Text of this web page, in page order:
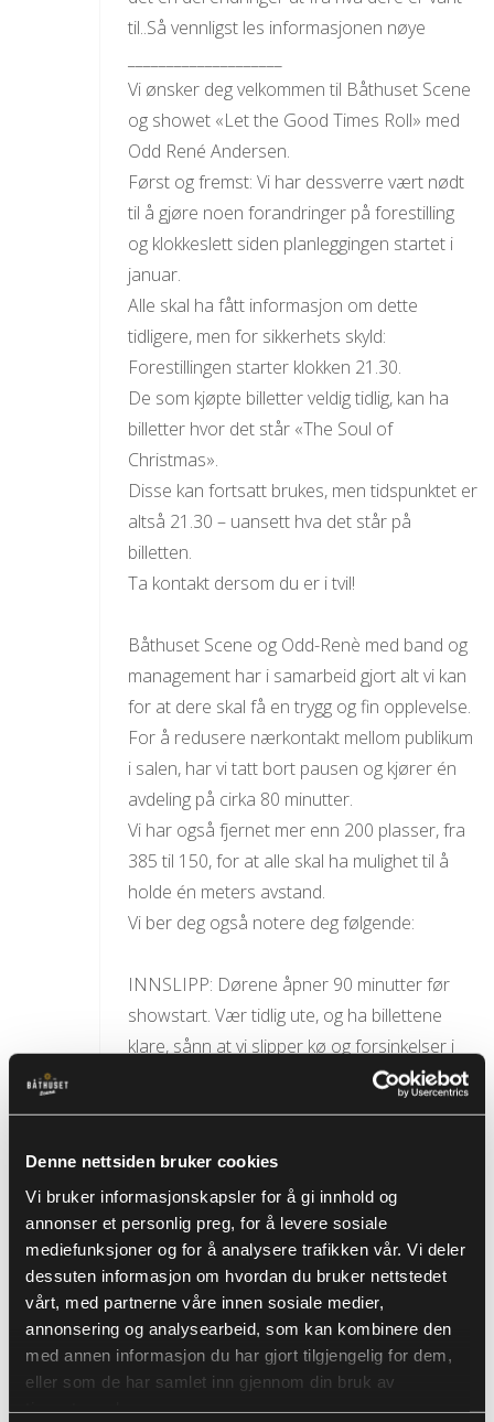
Denne nettsiden bruker cookies
Vi bruker informasjonskapsler for å gi innhold og
annonser et personlig preg, for å levere sosiale
mediefunksjoner og for å analysere trafikken vår. Vi deler
dessuten informasjon om hvordan du bruker nettstedet
vårt, med partnerne våre innen sosiale medier,
annonsering og analysearbeid, som kan kombinere den
med annen informasjon du har gjort tilgjengelig for dem,
eller som de har samlet inn gjennom din bruk av
til..Så vennligst les informasjonen nøye
Vi ønsker deg velkommen til Båthuset Scene
og showet «Let the Good Times Roll» med
Odd René Andersen.
Først og fremst: Vi har dessverre vært nødt
til å gjøre noen forandringer på forestilling
og klokkeslett siden planleggingen startet i
januar.
Alle skal ha fått informasjon om dette
tidligere, men for sikkerhets skyld:
Forestillingen starter klokken 21.30.
De som kjøpte billetter veldig tidlig, kan ha
billetter hvor det står «The Soul of
Christmas».
Disse kan fortsatt brukes, men tidspunktet er
altså 21.30 – uansett hva det står på
billetten.
Ta kontakt dersom du er i tvil!
Båthuset Scene og Odd-Renè med band og
management har i samarbeid gjort alt vi kan
for at dere skal få en trygg og fin opplevelse.
For å redusere nærkontakt mellom publikum
i salen, har vi tatt bort pausen og kjører én
avdeling på cirka 80 minutter.
Vi har også fjernet mer enn 200 plasser, fra
385 til 150, for at alle skal ha mulighet til å
holde én meters avstand.
Vi ber deg også notere deg følgende:
INNSLIPP: Dørene åpner 90 minutter før
showstart. Vær tidlig ute, og ha billettene
klare, sånn at vi slipper kø og forsinkelser i
Forestillingen starter presis.
GARDEROBE: Det er garderobeplikt hos oss
på vinteren for at det ikke skal henge jakker
på stoler eller ligge jakker på gulvet ved en
evnt evakuering og for å sikre at de ansatte
ikke snubler når de serverer.
Betales helst kontant eller VIPPS til 130674..
Kr 30 pr jakke.
PLASSERING: Hvis noen ønsker å sitte